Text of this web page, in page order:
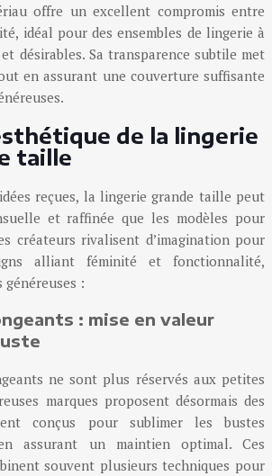
offre un excellent compromis entre
idéal pour des ensembles de lingerie à
désirables. Sa transparence subtile met
en assurant une couverture suffisante
de la lingerie
taille
reçues, la lingerie grande taille peut
et raffinée que les modèles pour
créateurs rivalisent d’imagination pour
alliant féminité et fonctionnalité,
généreuses :
: mise en valeur
ne sont plus réservés aux petites
marques proposent désormais des
conçus pour sublimer les bustes
assurant un maintien optimal. Ces
souvent plusieurs techniques pour